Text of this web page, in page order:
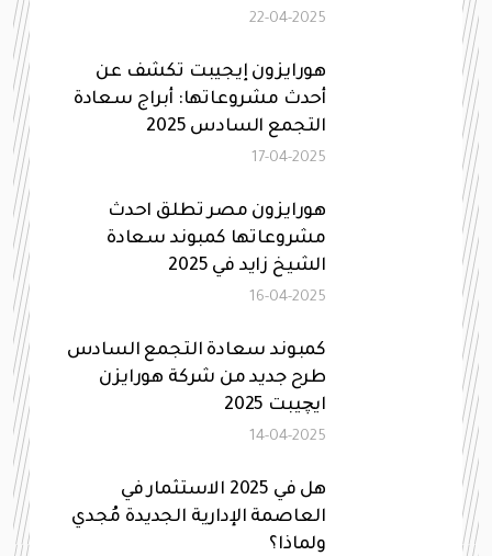
22-04-2025
هورايزون إيجيبت تكشف عن
أحدث مشروعاتها: أبراج سعادة
التجمع السادس 2025
17-04-2025
هورايزون مصر تطلق احدث
مشروعاتها كمبوند سعادة
الشيخ زايد في 2025
16-04-2025
كمبوند سعادة التجمع السادس
طرح جديد من شركة هورايزن
ايچيبت 2025
14-04-2025
هل في 2025 الاستثمار في
العاصمة الإدارية الجديدة مُجدي
ولماذا؟